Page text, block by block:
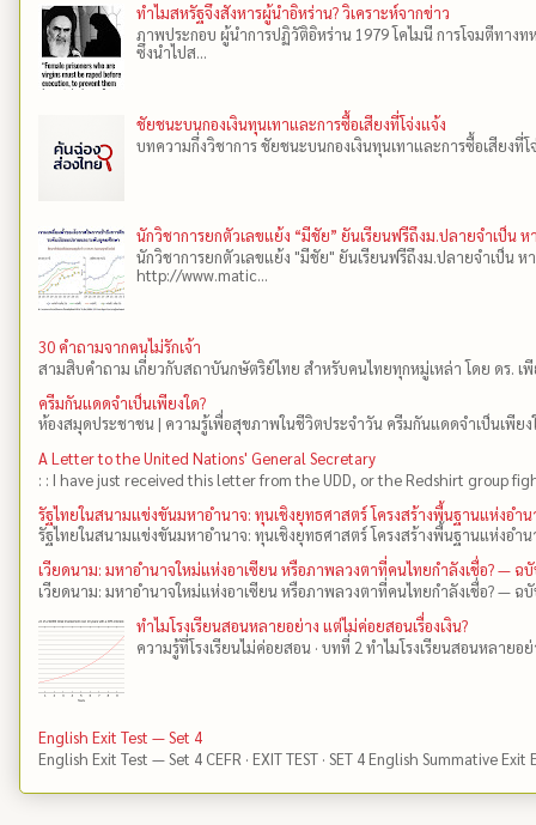
ทำไมสหรัฐจึงสังหารผู้นำอิหร่าน? วิเคราะห์จากข่าว
ภาพประกอบ ผู้นำการปฏิวัติอิหร่าน 1979 โคไมนี การโจมตีทาง
ซึ่งนำไปส...
ชัยชนะบนกองเงินทุนเทาและการซื้อเสียงที่โจ่งแจ้ง
บทความกึ่งวิชาการ ชัยชนะบนกองเงินทุนเทาและการซื้อเสียงที่โ
นักวิชาการยกตัวเลขแย้ง “มีชัย” ยันเรียนฟรีถึงม.ปลายจำเป็น
นักวิชาการยกตัวเลขแย้ง "มีชัย" ยันเรียนฟรีถึงม.ปลายจำเป็น
http://www.matic...
30 คำถามจากคนไม่รักเจ้า
สามสิบคำถาม เกี่ยวกับสถาบันกษัตริย์ไทย สำหรับคนไทยทุกหมู่เหล่า โดย ดร.​
ครีมกันแดดจำเป็นเพียงใด?
ห้องสมุดประชาชน | ความรู้เพื่อสุขภาพในชีวิตประจำวัน ครีมกันแดดจำเป็นเพียงใ
A Letter to the United Nations' General Secretary
: : I have just received this letter from the UDD, or the Redshirt group
รัฐไทยในสนามแข่งขันมหาอำนาจ: ทุนเชิงยุทธศาสตร์ โครงสร้างพื้นฐานแห่งอำ
รัฐไทยในสนามแข่งขันมหาอำนาจ: ทุนเชิงยุทธศาสตร์ โครงสร้างพื้นฐานแห่งอ
เวียดนาม: มหาอำนาจใหม่แห่งอาเซียน หรือภาพลวงตาที่คนไทยกำลังเชื่อ? — ฉ
เวียดนาม: มหาอำนาจใหม่แห่งอาเซียน หรือภาพลวงตาที่คนไทยกำลังเชื่อ? — ฉ
ทำไมโรงเรียนสอนหลายอย่าง แต่ไม่ค่อยสอนเรื่องเงิน?
ความรู้ที่โรงเรียนไม่ค่อยสอน · บทที่ 2 ทำไมโรงเรียนสอนหลายอ
English Exit Test — Set 4
English Exit Test — Set 4 CEFR · EXIT TEST · SET 4 English Summative